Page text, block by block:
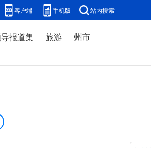
客户端 手机版 站内搜索
报道集 旅游
州市